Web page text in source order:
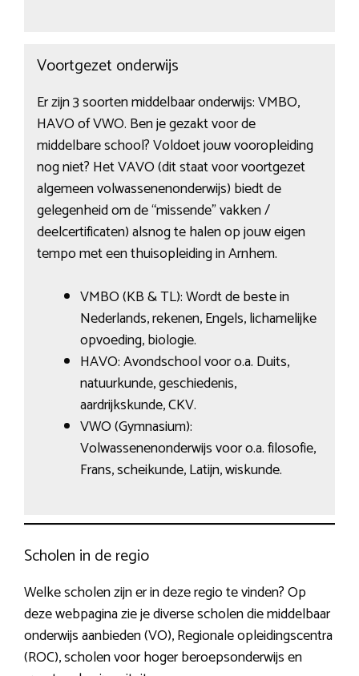
Voortgezet onderwijs
Er zijn 3 soorten middelbaar onderwijs: VMBO,
HAVO of VWO. Ben je gezakt voor de
middelbare school? Voldoet jouw vooropleiding
nog niet? Het VAVO (dit staat voor voortgezet
algemeen volwassenenonderwijs) biedt de
gelegenheid om de “missende” vakken /
deelcertificaten) alsnog te halen op jouw eigen
tempo met een thuisopleiding in Arnhem.
VMBO (KB & TL): Wordt de beste in
Nederlands, rekenen, Engels, lichamelijke
opvoeding, biologie.
HAVO: Avondschool voor o.a. Duits,
natuurkunde, geschiedenis,
aardrijkskunde, CKV.
VWO (Gymnasium):
Volwassenenonderwijs voor o.a. filosofie,
Frans, scheikunde, Latijn, wiskunde.
Scholen in de regio
Welke scholen zijn er in deze regio te vinden? Op
deze webpagina zie je diverse scholen die middelbaar
onderwijs aanbieden (VO), Regionale opleidingscentra
(ROC), scholen voor hoger beroepsonderwijs en